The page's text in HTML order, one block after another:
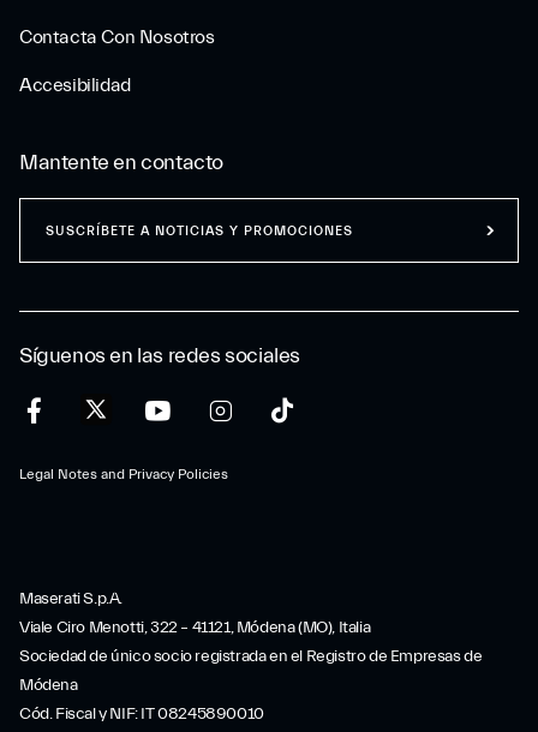
Contacta Con Nosotros
Accesibilidad
Síguenos en las redes sociales
Legal Notes and Privacy Policies
Mantente en contacto
SUSCRÍBETE A NOTICIAS Y PROMOCIONES
Maserati S.p.A.
Viale Ciro Menotti, 322 – 41121, Módena (MO), Italia
Sociedad de único socio registrada en el Registro de Empresas de
Módena
Cód. Fiscal y NIF: IT 08245890010